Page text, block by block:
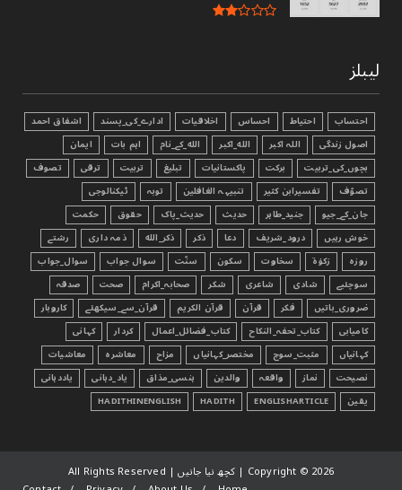
لیبلز
احتساب احتیاط احساس اخلاقیات ادارے_کی_پسند
اشفاق احمد
اصول زندگی
اللہ اکبر الله_اکبر الله_کے_نام اہم بات
ایمان
بچوں_کی_تربیت
برکت پاکستانیات تبليغ تربیت ترقی
تصوف
تصوّف
تفسیرابن کثیر تنبیہہ الغافلین توبہ
ٹیکنالوجی
جان_کے_جیو
جنید_طاہر حدیث حدیث_پاک حقوق
حکمت
خوش رہیں
درود_شریف دعا ذکر ذکر_الله ذمہ داری
رشتے
روزہ
زکوٰۃ سخاوت سکون سنّت سوال جواب
سوال_جواب
سوچئیے
شادی شاعری شکر صحابہ_اکرام صحت
صدقہ
ضروری_باتیں
فکر قرآن قرآن الکریم قرآن_سے_سیکھئے
کاروبار
کامیابی
کتاب_تحفہ_النکاح کتاب_فضائل_اعمال کردار
کہانی
کہانیاں
مثبت_سوچ مختصر_کہانیاں مزاح معاشرہ
معاشیات
نصیحت
نماز واقعہ والدین ہنسی_مذاق یاد_دہانی
یاددہانی
یقین
ENGLISHARTICLE
HADITH
HADITHINENGLISH
Copyright © 2026 | کچھ نیا جانیں | All Rights Reserved